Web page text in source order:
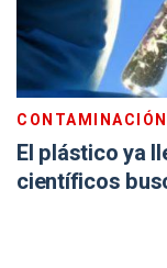
CONTAMINACIÓN
El plástico ya
científicos